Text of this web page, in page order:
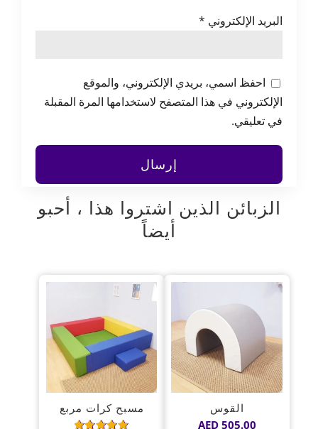
البريد الإلكتروني *
احفظ اسمي، بريدي الإلكتروني، والموقع
الإلكتروني في هذا المتصفح لاستخدامها المرة المقبلة
في تعليقي.
الزبائن الذين اشتروا هذا ، أحبو
أيضاً
القوس
AED505.00
مسبح كرات مربع